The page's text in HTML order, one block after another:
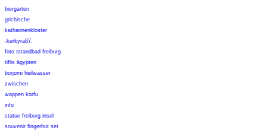
biergarten
grichische
katharinenkloster
.kerkyra87.
foto strandbad freiburg
tiflis ägypten
borjomi heilwasser
zwischen
wappen korfu
info
statue freiburg insel
souvenir fingerhut set